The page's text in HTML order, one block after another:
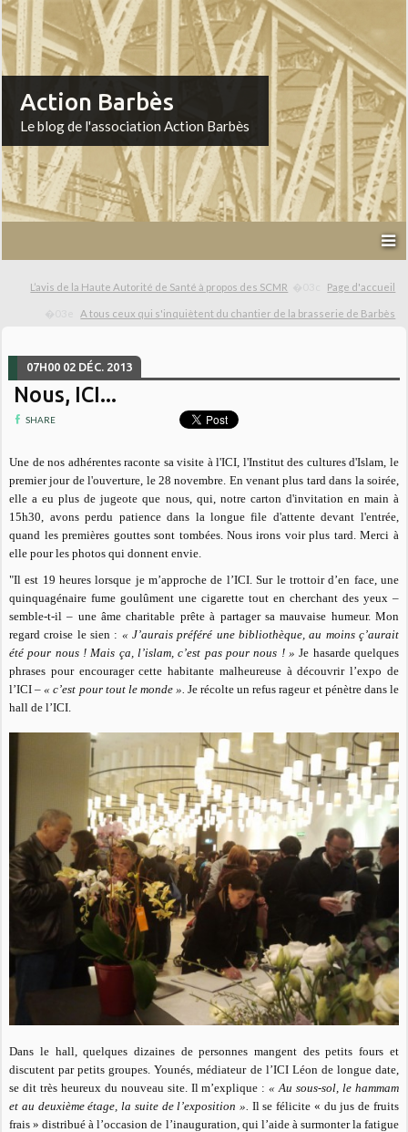
Action Barbès
Le blog de l'association Action Barbès
L’avis de la Haute Autorité de Santé à propos des SCMR Page d'accueil
A tous ceux qui s'inquiètent du chantier de la brasserie de Barbès
07H00 02 DÉC. 2013
Nous, ICI...
SHARE
Une de nos adhérentes raconte sa visite à l'ICI, l'Institut des cultures d'Islam, le
premier jour de l'ouverture, le 28 novembre. En venant plus tard dans la soirée,
elle a eu plus de jugeote que nous, qui, notre carton d'invitation en main à
15h30, avons perdu patience dans la longue file d'attente devant l'entrée,
quand les premières gouttes sont tombées. Nous irons voir plus tard. Merci à
elle pour les photos qui donnent envie.
"Il est 19 heures lorsque je m’approche de l’ICI. Sur le trottoir d’en face, une
quinquagénaire fume goulûment une cigarette tout en cherchant des yeux –
semble-t-il – une âme charitable prête à partager sa mauvaise humeur. Mon
regard croise le sien : « J’aurais préféré une bibliothèque, au moins ç’aurait
été pour nous ! Mais ça, l’islam, c’est pas pour nous ! » Je hasarde quelques
phrases pour encourager cette habitante malheureuse à découvrir l’expo de
l’ICI –« c’est pour tout le monde ». Je récolte un refus rageur et pénètre dans le
hall de l’ICI.
Dans le hall, quelques dizaines de personnes mangent des petits fours et
discutent par petits groupes. Younés, médiateur de l’ICI Léon de longue date,
se dit très heureux du nouveau site. Il m’explique :« Au sous-sol, le hammam
et au deuxième étage, la suite de l’exposition ». Il se félicite « du jus de fruits
frais » distribué à l’occasion de l’inauguration, qui l’aide à surmonter la fatigue